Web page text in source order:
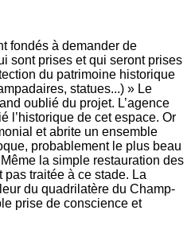
fondés à demander de
sont prises et qui seront prises
du patrimoine historique
statues...) » Le
oublié du projet. L’agence
l’historique de cet espace. Or
et abrite un ensemble
probablement le plus beau
la simple restauration des
pas traitée à ce stade. La
du quadrilatère du Champ-
prise de conscience et